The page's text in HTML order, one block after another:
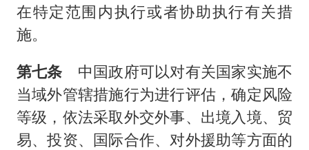
在特定范围内执行或者协助执行有关措
施。
第七条 中国政府可以对有关国家实施不
当域外管辖措施行为进行评估，确定风险
等级，依法采取外交外事、出境入境、贸
易、投资、国际合作、对外援助等方面的